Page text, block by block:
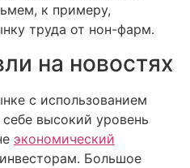
к примеру,
труда от нон-фарм.
на новостях
с использованием
высокий уровень
экономический
Большое